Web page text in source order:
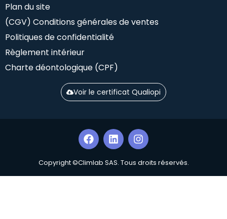
Plan du site
(CGV) Conditions générales de ventes
Politiques de confidentialité
Règlement intérieur
Charte déontologique (CPF)
Voir le certificat Qualiopi
Copyright ©Climlab SAS. Tous droits réservés.